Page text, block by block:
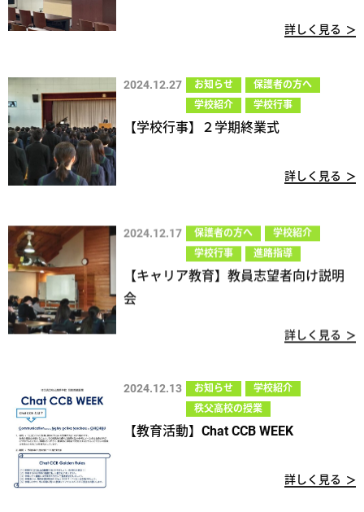
詳しく見る
2024.12.27 お知らせ
保護者の方へ
学校紹介
学校行事
【学校行事】２学期終業式
詳しく見る
2024.12.17 保護者の方へ
学校紹介
学校行事
進路指導
【キャリア教育】教員志望者向け説明
会
詳しく見る
2024.12.13 お知らせ
学校紹介
秩父高校の授業
【教育活動】Chat CCB WEEK
詳しく見る